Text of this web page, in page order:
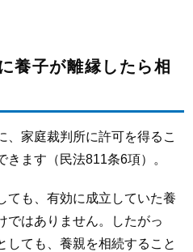
養子が離縁したら相
、家庭裁判所に許可を得るこ
ます（民法811条6項）。
ても、有効に成立していた養
ではありません。したがっ
しても、養親を相続すること